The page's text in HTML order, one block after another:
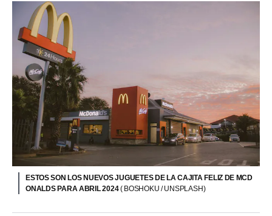
ESTOS SON LOS NUEVOS JUGUETES DE LA CAJITA FELIZ DE MCD
ONALDS PARA ABRIL 2024( BOSHOKU / UNSPLASH)